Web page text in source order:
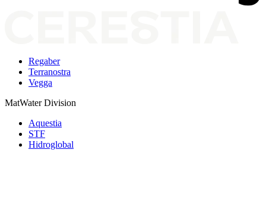
Regaber
Terranostra
Vegga
MatWater Division
Aquestia
STF
Hidroglobal